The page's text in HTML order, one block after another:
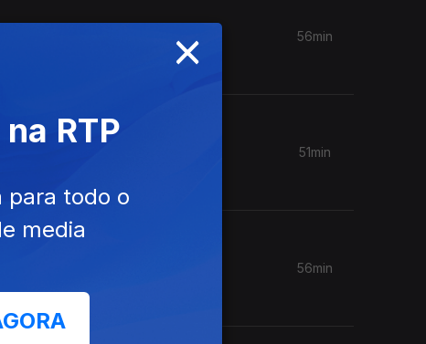
56min
51min
56min
×
RTP
para todo o
media